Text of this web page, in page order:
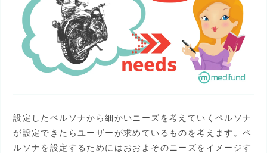
設定したペルソナから細かいニーズを考えていくペルソナ
が設定できたらユーザーが求めているものを考えます。ペ
ルソナを設定するためにはおおよそのニーズをイメージす